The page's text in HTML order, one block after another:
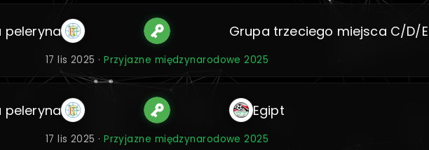
peleryna Grupa trzeciego miejsca C/D/E
17 lis 2025 ·Przyjazne międzynarodowe 2025
peleryna Egipt
17 lis 2025 ·Przyjazne międzynarodowe 2025